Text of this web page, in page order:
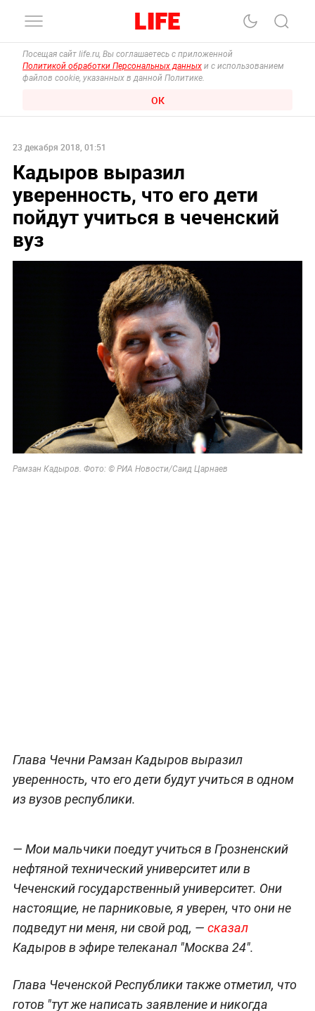
Посещая сайт life.ru, Вы соглашаетесь с приложенной
Политикой обработки Персональных данных и с использованием
файлов cookie, указанных в данной Политике.
ОК
23 декабря 2018, 01:51
Кадыров выразил
уверенность, что его дети
пойдут учиться в чеченский
вуз
Рамзан Кадыров. Фото: © РИА Новости/Саид Царнаев
Глава Чечни Рамзан Кадыров выразил
уверенность, что его дети будут учиться в одном
из вузов республики.
— Мои мальчики поедут учиться в Грозненский
нефтяной технический университет или в
Чеченский государственный университет. Они
настоящие, не парниковые, я уверен, что они не
подведут ни меня, ни свой род, — сказал
Кадыров в эфире телеканал "Москва 24".
Глава Чеченской Республики также отметил, что
готов "тут же написать заявление и никогда